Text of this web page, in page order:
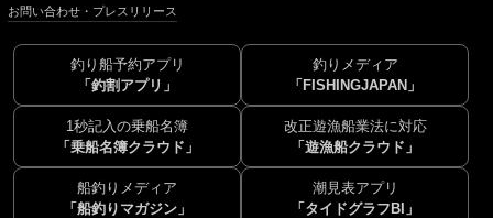
お問い合わせ・プレスリリース
釣り船予約アプリ
「釣割アプリ」
釣りメディア
「FISHINGJAPAN」
1秒記入の乗船名簿
「乗船名簿クラウド」
改正遊漁船業法に対応
「遊漁船クラウド」
船釣りメディア
「船釣りマガジン」
潮見表アプリ
「タイドグラフBI」